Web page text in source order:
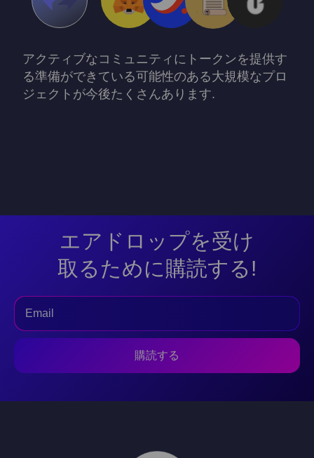
アクティブなコミュニティにトークンを提供す
る準備ができている可能性のある大規模なプロ
ジェクトが今後たくさんあります.
エアドロップを受け
取るために購読する!
購読する